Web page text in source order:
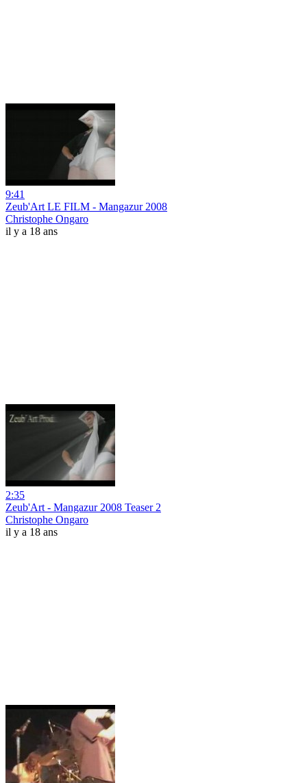
9:41
Zeub'Art LE FILM - Mangazur 2008
Christophe Ongaro
il y a 18 ans
2:35
Zeub'Art - Mangazur 2008 Teaser 2
Christophe Ongaro
il y a 18 ans